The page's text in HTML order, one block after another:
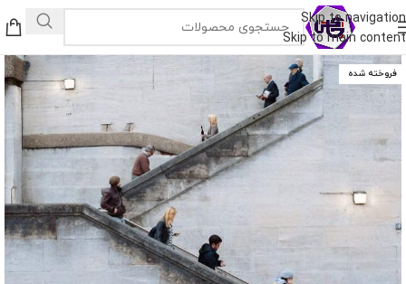
Skip to navigation
Skip to main content
فروخته شده